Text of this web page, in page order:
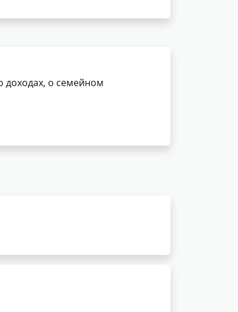
доходах, о семейном